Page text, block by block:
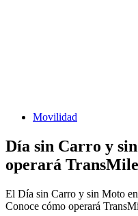
Movilidad
Día sin Carro y
operará
El Día sin Carro y sin Moto
Conoce cómo operará